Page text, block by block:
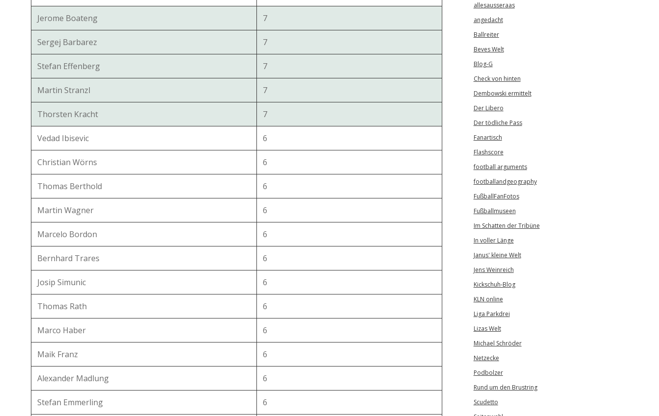
Jerome Boateng 7
Sergej Barbarez 7
Stefan Effenberg 7
Martin Stranzl 7
Thorsten Kracht 7
Vedad Ibisevic 6
Christian Wörns 6
Thomas Berthold 6
Martin Wagner 6
Marcelo Bordon 6
Bernhard Trares 6
Josip Simunic 6
Thomas Rath 6
Marco Haber 6
Maik Franz 6
Alexander Madlung 6
Stefan Emmerling 6
allesausseraas
angedacht
Ballreiter
Beves Welt
Blog-G
Check von hinten
Dembowski ermittelt
Der Libero
Der tödliche Pass
Fanartisch
Flashscore
football arguments
footballandgeography
FußballFanFotos
Fußballmuseen
Im Schatten der Tribüne
In voller Länge
Janus' kleine Welt
Jens Weinreich
Kickschuh-Blog
KLN online
Liga Parkdrei
Lizas Welt
Michael Schröder
Netzecke
Podbolzer
Rund um den Brustring
Scudetto